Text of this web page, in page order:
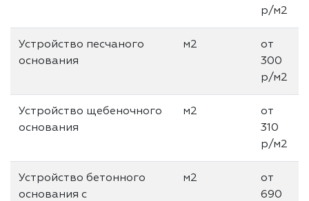
р/м2
Устройство песчаного
основания
м2
от
300
р/м2
Устройство щебеночного
основания
м2
от
310
р/м2
Устройство бетонного
основания с
м2
от
690